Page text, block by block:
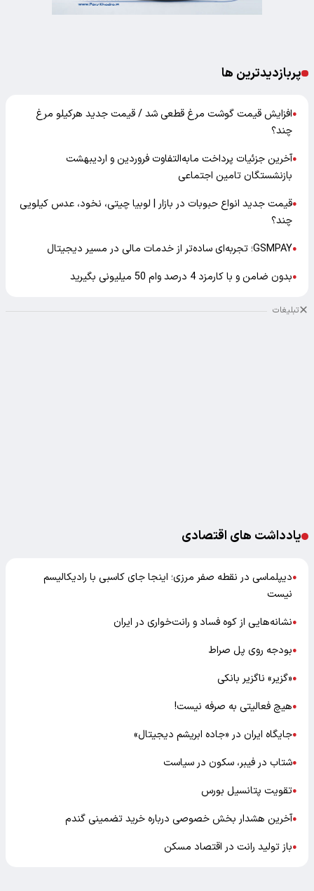
پربازدیدترین ها
●افزایش قیمت گوشت مرغ قطعی شد / قیمت جدید هرکیلو مرغ
چند؟
●آخرین جزئیات پرداخت مابه‌التفاوت فروردین و اردیبهشت
بازنشستگان تامین اجتماعی
●قیمت جدید انواع حبوبات در بازار | لوبیا چیتی، نخود، عدس کیلویی
چند؟
●GSMPAY؛ تجربه‌ای ساده‌تر از خدمات مالی در مسیر دیجیتال
●بدون ضامن و با کارمزد 4 درصد وام 50 میلیونی بگیرید
تبلیغات
یادداشت های اقتصادی
●دیپلماسی در نقطه صفر مرزی؛ اینجا جای کاسبی با رادیکالیسم
نیست
●نشانه‌هایی از کوه فساد و رانت‌خواری در ایران
●بودجه روی پل صراط
●«گزیر» ناگزیر بانکی
●هیچ فعالیتی به صرفه نیست!
●جایگاه ایران در «جاده ابریشم دیجیتال»
●شتاب در فیبر، سکون در سیاست
●تقویت پتانسیل بورس
●آخرین هشدار بخش خصوصی درباره خرید تضمینی گندم
●باز تولید رانت در اقتصاد مسکن